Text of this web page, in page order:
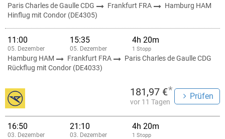
Paris Charles de Gaulle CDG Frankfurt FRA
Hamburg HAM
Hinflug mit Condor (DE4305)
11:00
05. Dezember
15:35
05. Dezember
4h 20m
1 Stopp
Hamburg HAM Frankfurt FRA
Paris Charles de Gaulle CDG
Rückflug mit Condor (DE4033)
181,97 €*
vor 11 Tagen
Prüfen
16:50
03. Dezember
21:10
03. Dezember
4h 20m
1 Stopp